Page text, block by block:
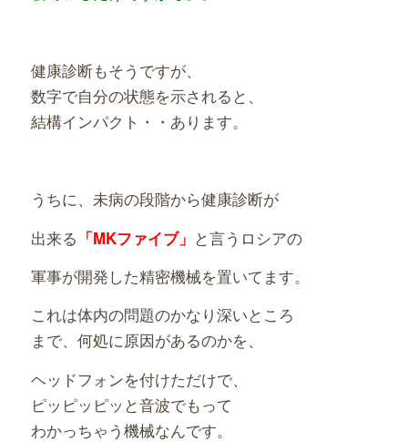
健康診断もそうですが、
数字で自分の状態を示されると、
結構インパクト・・あります。
うちに、未病の段階から健康診断が
出来る 「MKファイブ」 と言うロシアの
軍事が開発した精密機械を置いてます。
これは体内の問題のかなり深いところ
まで、何処に原因があるのかを、
ヘッドフォンを付けただけで、
ピッピッピッと音波でもって
わかっちゃう機械なんです。